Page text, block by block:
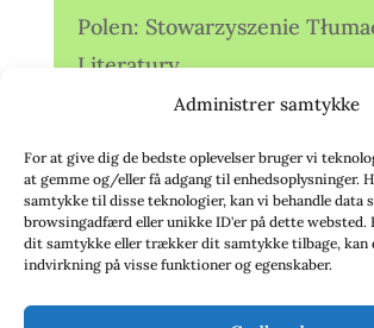
Administrer samtykke
For at give dig de bedste oplevelser bruger vi
at gemme og/eller få adgang til enhedsoplysninger.
samtykke til disse teknologier, kan vi behandle data
browsingadfærd eller unikke ID'er på dette websted.
dit samtykke eller trækker dit samtykke tilbage, kan
indvirkning på visse funktioner og egenskaber.
Polen: Stowarzyszenie
Literatury
Storbritannien: Translators
Association (TA)
Sverige: Översättarsektionen
Sverige: Översättarcentrum